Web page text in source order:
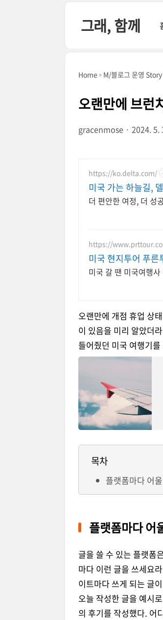
그래, 함께
Home M/블로그 운영 Story
오랜만에 브런
gracenmose 2024. 5.
https://ko.delta.com/
미국 가는 하늘길,
더 편안한 여정, 더 성
https://
미국 현지투어 푸른
미국 갈 땐 미국여행
오랜만에 개점 휴업 상
이 있음을 미리 알았더
들어줬던 미국 여행기
목차
플랫폼마다 어
플랫폼마다 어
글을 쓸 수 있는 플랫폼
마다 이런 글을 쓰세요
이트마다 쓰게 되는 글
오늘 작성한 글을 예시
의 후기를 작성했다. 어